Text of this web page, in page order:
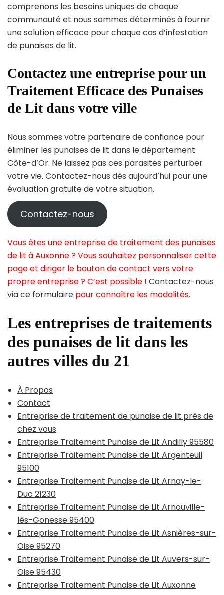
comprenons les besoins uniques de chaque
communauté et nous sommes déterminés à fournir
une solution efficace pour chaque cas d’infestation
de punaises de lit.
Contactez une entreprise pour un
Traitement Efficace des Punaises
de Lit dans votre ville
Nous sommes votre partenaire de confiance pour
éliminer les punaises de lit dans le département
Côte-d’Or. Ne laissez pas ces parasites perturber
votre vie. Contactez-nous dès aujourd’hui pour une
évaluation gratuite de votre situation.
Contactez-nous
Vous êtes une entreprise de traitement des punaises
de lit à Auxonne ? Vous souhaitez personnaliser cette
page et diriger le bouton de contact vers votre
propre entreprise ? C’est possible ! Contactez-nous
via ce formulaire pour connaître les modalités.
Les entreprises de traitements
des punaises de lit dans les
autres villes du 21
À Propos
Contact
Entreprise de traitement de punaise de lit près de
chez vous
Entreprise Traitement Punaise de Lit Andilly 95580
Entreprise Traitement Punaise de Lit Argenteuil
95100
Entreprise Traitement Punaise de Lit Arnay-le-
Duc 21230
Entreprise Traitement Punaise de Lit Arnouville-
lès-Gonesse 95400
Entreprise Traitement Punaise de Lit Asnières-sur-
Oise 95270
Entreprise Traitement Punaise de Lit Auvers-sur-
Oise 95430
Entreprise Traitement Punaise de Lit Auxonne